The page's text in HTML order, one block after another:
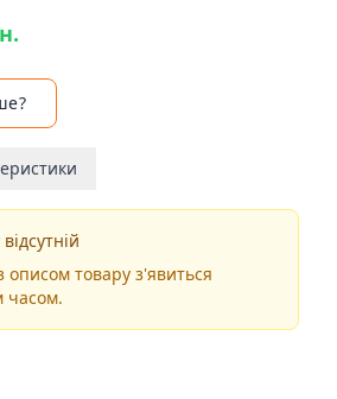
описом товару з'явиться
часом.